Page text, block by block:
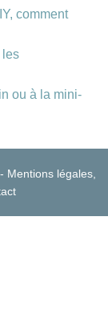
comment
les
ou à la mini-
- Mentions légales,